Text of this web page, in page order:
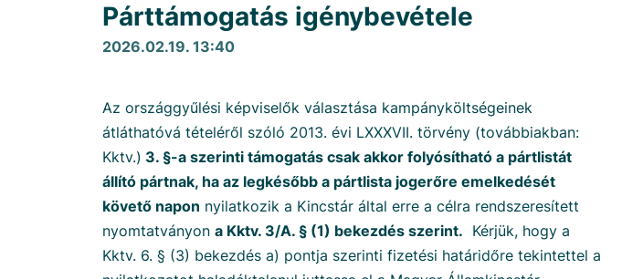
Párttámogatás igénybevétele
2026.02.19. 13:40
Az országgyűlési képviselők választása kampányköltségeinek
átláthatóvá tételéről szóló 2013. évi LXXXVII. törvény (továbbiakban:
Kktv.) 3. §-a szerinti támogatás csak akkor folyósítható a pártlistát
állító pártnak, ha az legkésőbb a pártlista jogerőre emelkedését
követő napon nyilatkozik a Kincstár által erre a célra rendszeresített
nyomtatványon a Kktv. 3/A. § (1) bekezdés szerint. Kérjük, hogy a
Kktv. 6. § (3) bekezdés a) pontja szerinti fizetési határidőre tekintettel a